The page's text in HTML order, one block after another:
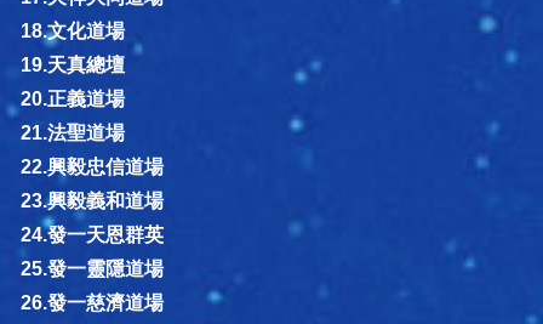
18.文化道場
19.天真總壇
20.正義道場
21.法聖道場
22.興毅忠信道場
23.興毅義和道場
24.發一天恩群英
25.發一靈隱道場
26.發一慈濟道場